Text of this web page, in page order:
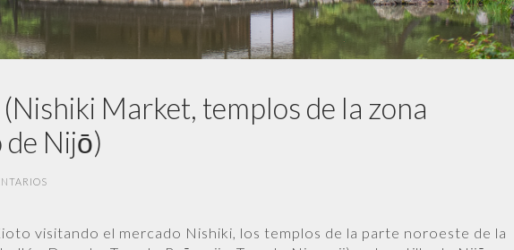
Market, templos de la zona
Nijō)
visitando el mercado Nishiki, los templos de la parte noroeste de la